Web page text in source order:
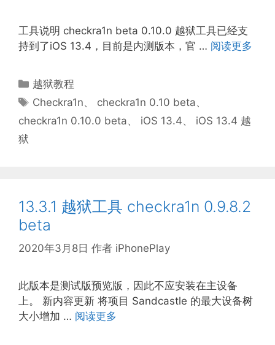
工具说明 checkra1n beta 0.10.0 越狱工具已经支
持到了iOS 13.4，目前是内测版本，官 … 阅读更多
分
类
越狱教程
标
签
Checkra1n、 checkra1n 0.10 beta、
checkra1n 0.10.0 beta、 iOS 13.4、 iOS 13.4 越
狱
13.3.1 越狱工具 checkra1n 0.9.8.2
beta
2020年3月8日 作者 iPhonePlay
此版本是测试版预览版，因此不应安装在主设备
上。 新内容更新 将项目 Sandcastle 的最大设备树
大小增加 … 阅读更多